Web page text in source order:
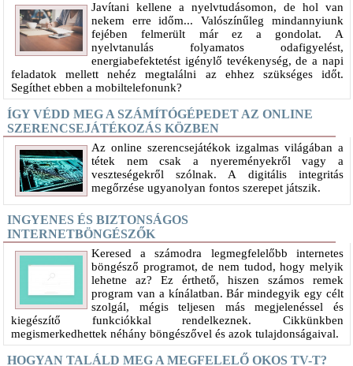
Javítani kellene a nyelvtudásomon, de hol van
nekem erre időm... Valószínűleg mindannyiunk
fejében felmerült már ez a gondolat. A
nyelvtanulás folyamatos odafigyelést,
energiabefektetést igénylő tevékenység, de a napi
feladatok mellett nehéz megtalálni az ehhez szükséges időt.
Segíthet ebben a mobiltelefonunk?
ÍGY VÉDD MEG A SZÁMÍTÓGÉPEDET AZ ONLINE
SZERENCSEJÁTÉKOZÁS KÖZBEN
Az online szerencsejátékok izgalmas világában a
tétek nem csak a nyereményekről vagy a
veszteségekről szólnak. A digitális integritás
megőrzése ugyanolyan fontos szerepet játszik.
INGYENES ÉS BIZTONSÁGOS
INTERNETBÖNGÉSZŐK
Keresed a számodra legmegfelelőbb internetes
böngésző programot, de nem tudod, hogy melyik
lehetne az? Ez érthető, hiszen számos remek
program van a kínálatban. Bár mindegyik egy célt
szolgál, mégis teljesen más megjelenéssel és
kiegészítő funkciókkal rendelkeznek. Cikkünkben
megismerkedhettek néhány böngészővel és azok tulajdonságaival.
HOGYAN TALÁLD MEG A MEGFELELŐ OKOS TV-T?